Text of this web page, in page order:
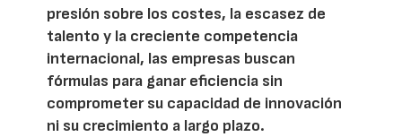
presión sobre los costes, la escasez de
talento y la creciente competencia
internacional, las empresas buscan
fórmulas para ganar eficiencia sin
comprometer su capacidad de innovación
ni su crecimiento a largo plazo.